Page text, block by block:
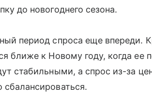
до новогоднего сезона.
период спроса еще впереди.
ближе к Новому году, когда ее
стабильными, а спрос из-за